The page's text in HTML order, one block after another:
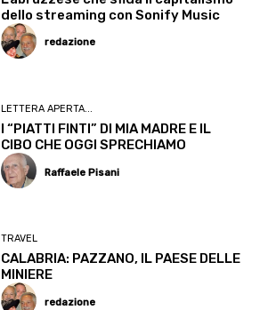
dello streaming con Sonify Music
redazione
LETTERA APERTA...
I “PIATTI FINTI” DI MIA MADRE E IL
CIBO CHE OGGI SPRECHIAMO
Raffaele Pisani
TRAVEL
CALABRIA: PAZZANO, IL PAESE DELLE
MINIERE
redazione